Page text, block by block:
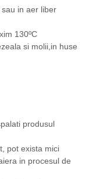
in aer liber
130ºC
si molii,in huse
produsul
pot exista mici
in procesul de